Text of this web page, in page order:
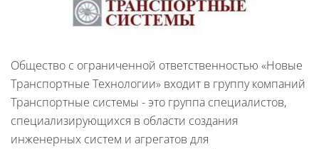
Общество с ограниченной ответственностью «Новые
Транспортные Технологии» входит в группу компаний
Транспортные системы - это группа специалистов,
специализирующихся в области создания
инженерных систем и агрегатов для